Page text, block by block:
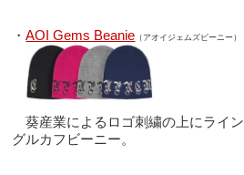
・AOI Gems Beanie （アオイジェムズビーニー）
葵産業によるロゴ刺繍の上にライ
グルカフビーニー。